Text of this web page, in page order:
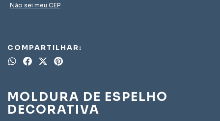
Não sei meu CEP
COMPARTILHAR:
MOLDURA DE ESPELHO
DECORATIVA